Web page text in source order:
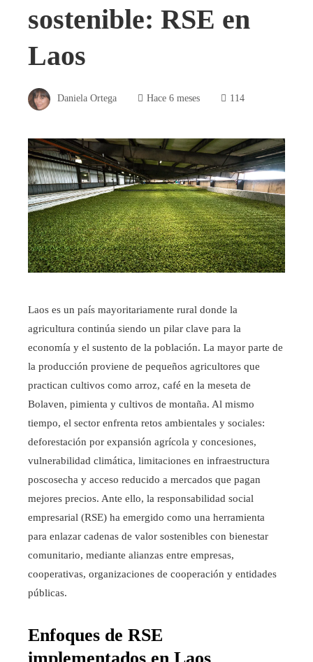
sostenible: RSE en
Laos
Daniela Ortega Hace 6 meses 114
Laos es un país mayoritariamente rural donde la
agricultura continúa siendo un pilar clave para la
economía y el sustento de la población. La mayor parte de
la producción proviene de pequeños agricultores que
practican cultivos como arroz, café en la meseta de
Bolaven, pimienta y cultivos de montaña. Al mismo
tiempo, el sector enfrenta retos ambientales y sociales:
deforestación por expansión agrícola y concesiones,
vulnerabilidad climática, limitaciones en infraestructura
poscosecha y acceso reducido a mercados que pagan
mejores precios. Ante ello, la responsabilidad social
empresarial (RSE) ha emergido como una herramienta
para enlazar cadenas de valor sostenibles con bienestar
comunitario, mediante alianzas entre empresas,
cooperativas, organizaciones de cooperación y entidades
públicas.
Enfoques de RSE